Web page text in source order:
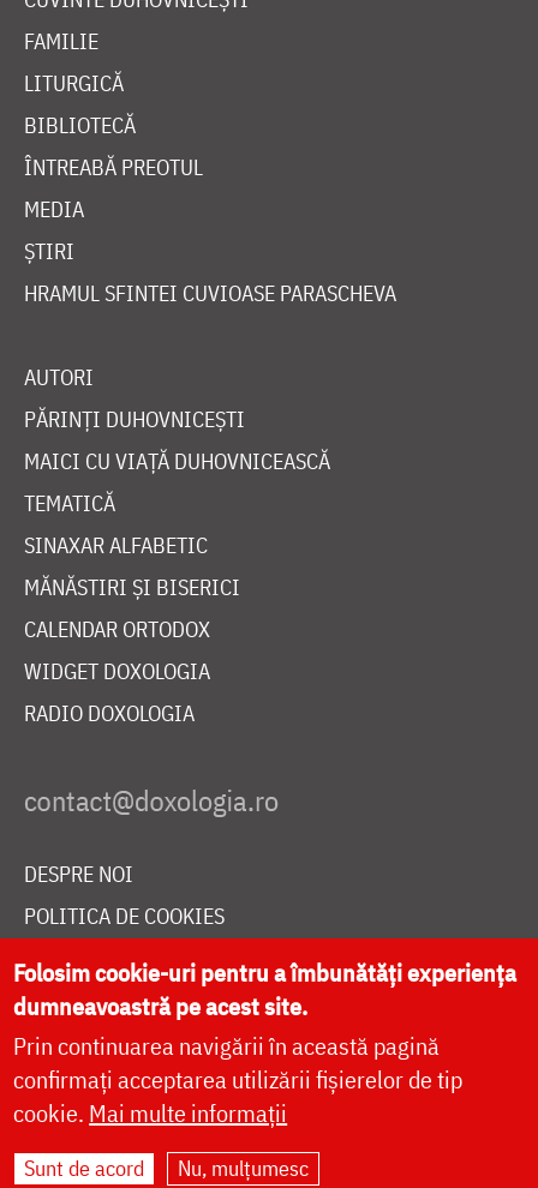
FAMILIE
LITURGICĂ
BIBLIOTECĂ
ÎNTREABĂ PREOTUL
MEDIA
ȘTIRI
HRAMUL SFINTEI CUVIOASE PARASCHEVA
AUTORI
PĂRINȚI DUHOVNICEȘTI
MAICI CU VIAȚĂ DUHOVNICEASCĂ
TEMATICĂ
SINAXAR ALFABETIC
MĂNĂSTIRI ȘI BISERICI
CALENDAR ORTODOX
WIDGET DOXOLOGIA
RADIO DOXOLOGIA
DESPRE NOI
POLITICA DE COOKIES
DONEAZĂ ONLINE PENTRU CATEDRALA NAȚIONALĂ
LIVE
Site dezvoltat deDOXOLOGIA MEDIA
Folosim cookie-uri pentru a îmbunătăți experiența
dumneavoastră pe acest site.
Prin continuarea navigării în această pagină
confirmați acceptarea utilizării fișierelor de tip
cookie. Mai multe informații
Sunt de acord Nu, mulțumesc